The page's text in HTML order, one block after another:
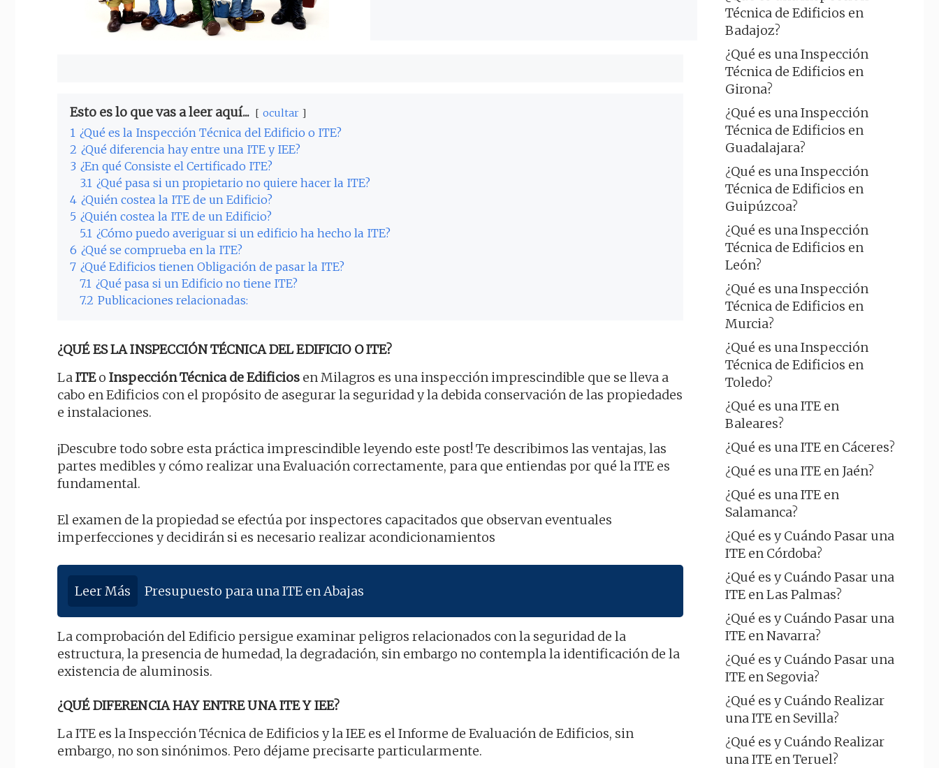
Esto es lo que vas a leer aquí... ocultar
1 ¿Qué es la Inspección Técnica del Edificio o ITE?
2 ¿Qué diferencia hay entre una ITE y IEE?
3 ¿En qué Consiste el Certificado ITE?
3.1 ¿Qué pasa si un propietario no quiere hacer la ITE?
4 ¿Quién costea la ITE de un Edificio?
5 ¿Quién costea la ITE de un Edificio?
5.1 ¿Cómo puedo averiguar si un edificio ha hecho la ITE?
6 ¿Qué se comprueba en la ITE?
7 ¿Qué Edificios tienen Obligación de pasar la ITE?
7.1 ¿Qué pasa si un Edificio no tiene ITE?
7.2 Publicaciones relacionadas:
¿QUÉ ES LA INSPECCIÓN TÉCNICA DEL EDIFICIO O ITE?
LaITEo Inspección Técnica de Edificios en Milagros es una inspección imprescindible que se lleva a
cabo en Edificios con el propósito de asegurar la seguridad y la debida conservación de las propiedades
e instalaciones.
¡Descubre todo sobre esta práctica imprescindible leyendo este post! Te describimos las ventajas, las
partes medibles y cómo realizar una Evaluación correctamente, para que entiendas por qué la ITE es
fundamental.
El examen de la propiedad se efectúa por inspectores capacitados que observan eventuales
imperfecciones y decidirán si es necesario realizar acondicionamientos
Leer Más Presupuesto para una ITE en Abajas
La comprobación del Edificio persigue examinar peligros relacionados con la seguridad de la
estructura, la presencia de humedad, la degradación, sin embargo no contempla la identificación de la
existencia de aluminosis.
¿QUÉ DIFERENCIA HAY ENTRE UNA ITE Y IEE?
La ITE es la Inspección Técnica de Edificios y la IEE es el Informe de Evaluación de Edificios, sin
embargo, no son sinónimos. Pero déjame precisarte particularmente.
Técnica de Edificios en
Badajoz?
¿Qué es una Inspección
Técnica de Edificios en
Girona?
¿Qué es una Inspección
Técnica de Edificios en
Guadalajara?
¿Qué es una Inspección
Técnica de Edificios en
Guipúzcoa?
¿Qué es una Inspección
Técnica de Edificios en
León?
¿Qué es una Inspección
Técnica de Edificios en
Murcia?
¿Qué es una Inspección
Técnica de Edificios en
Toledo?
¿Qué es una ITE en
Baleares?
¿Qué es una ITE en Cáceres?
¿Qué es una ITE en Jaén?
¿Qué es una ITE en
Salamanca?
¿Qué es y Cuándo Pasar una
ITE en Córdoba?
¿Qué es y Cuándo Pasar una
ITE en Las Palmas?
¿Qué es y Cuándo Pasar una
ITE en Navarra?
¿Qué es y Cuándo Pasar una
ITE en Segovia?
¿Qué es y Cuándo Realizar
una ITE en Sevilla?
¿Qué es y Cuándo Realizar
una ITE en Teruel?